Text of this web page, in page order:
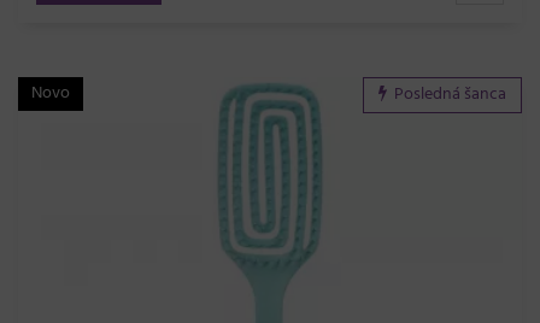
Novo Posledná šanca